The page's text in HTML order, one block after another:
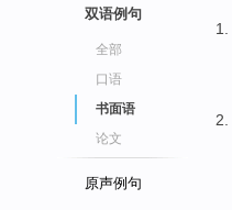
双语例句
全部
口语
书面语
论文
原声例句